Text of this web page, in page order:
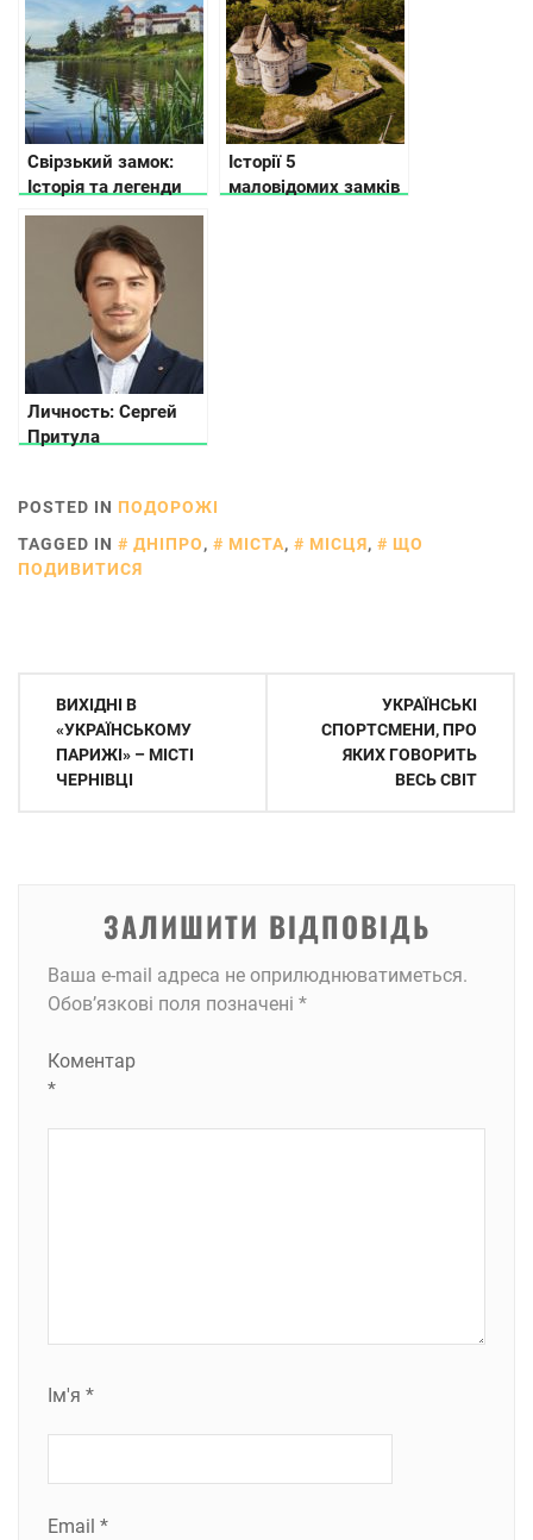
усадьбы
Свірзький замок:
Історія та легенди
Історії 5
маловідомих замків
Личность: Сергей
Притула
POSTED IN ПОДОРОЖІ
TAGGED IN
ДНІПРО, МІСТА, МІСЦЯ,
ЩО
ПОДИВИТИСЯ
Навігація
записів
ВИХІДНІ В
«УКРАЇНСЬКОМУ
ПАРИЖІ» – МІСТІ
ЧЕРНІВЦІ
УКРАЇНСЬКІ
СПОРТСМЕНИ, ПРО
ЯКИХ ГОВОРИТЬ
ВЕСЬ СВІТ
ЗАЛИШИТИ ВІДПОВІДЬ
Ваша e-mail адреса не оприлюднюватиметься.
Обов’язкові поля позначені *
Коментар
*
Ім'я *
Email *